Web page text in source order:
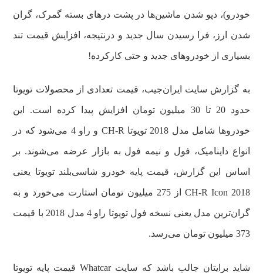
خودرو)، دپو شدن ماشین‌ها در پشت درهای بسته گمرک، گران
شدن ارز، فرا رسیدن سال جدید و درنتیجه، افزایش قیمت تند
بسیاری از خودروهای جدید و حتی کارکرده!
به گزارش سایت ایران‌جیب، قیمت تعدادی از محصولات تویوتا
حدود 20 تا 30 میلیون تومان افزایش پیدا کرده است. این
خودروها شامل مدل 2018 تویوتا CH-R و راو 4 می‌شود که در
انواع داینامیک، فول و نیمه فول به بازار عرضه می‌شوند. بر
اساس این گزارش، قیمت پایه خودرو شاسی‌بلند تویوتا یعنی
CH-R Icon 2018 از 275 میلیون تومان استارت می‌خورد و به
گران‌ترین مدل یعنی نسخه فول تویوتا راو 4 مدل 2018 با قیمت
373 میلیون تومان می‌رسد.
شاید برایتان جالب باشد که سایت Whatcar قیمت پایه تویوتا